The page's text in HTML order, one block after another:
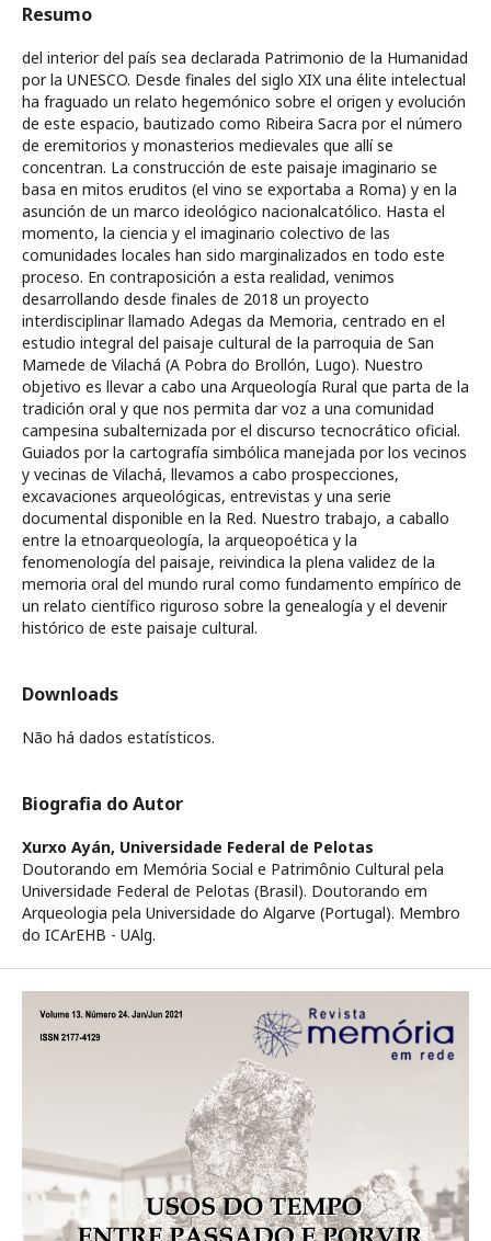
Resumo
del interior del país sea declarada Patrimonio de la Humanidad
por la UNESCO. Desde finales del siglo XIX una élite intelectual
ha fraguado un relato hegemónico sobre el origen y evolución
de este espacio, bautizado como Ribeira Sacra por el número
de eremitorios y monasterios medievales que allí se
concentran. La construcción de este paisaje imaginario se
basa en mitos eruditos (el vino se exportaba a Roma) y en la
asunción de un marco ideológico nacionalcatólico. Hasta el
momento, la ciencia y el imaginario colectivo de las
comunidades locales han sido marginalizados en todo este
proceso. En contraposición a esta realidad, venimos
desarrollando desde finales de 2018 un proyecto
interdisciplinar llamado Adegas da Memoria, centrado en el
estudio integral del paisaje cultural de la parroquia de San
Mamede de Vilachá (A Pobra do Brollón, Lugo). Nuestro
objetivo es llevar a cabo una Arqueología Rural que parta de la
tradición oral y que nos permita dar voz a una comunidad
campesina subalternizada por el discurso tecnocrático oficial.
Guiados por la cartografía simbólica manejada por los vecinos
y vecinas de Vilachá, llevamos a cabo prospecciones,
excavaciones arqueológicas, entrevistas y una serie
documental disponible en la Red. Nuestro trabajo, a caballo
entre la etnoarqueología, la arqueopoética y la
fenomenología del paisaje, reivindica la plena validez de la
memoria oral del mundo rural como fundamento empírico de
un relato científico riguroso sobre la genealogía y el devenir
histórico de este paisaje cultural.
Downloads
Não há dados estatísticos.
Biografia do Autor
Xurxo Ayán, Universidade Federal de Pelotas
Doutorando em Memória Social e Patrimônio Cultural pela
Universidade Federal de Pelotas (Brasil). Doutorando em
Arqueologia pela Universidade do Algarve (Portugal). Membro
do ICArEHB - UAlg.